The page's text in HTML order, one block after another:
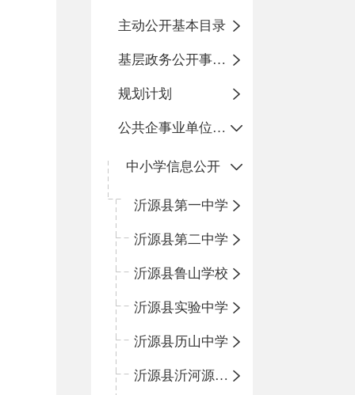
主动公开基本目录
基层政务公开事项标准目录
规划计划
公共企事业单位信息公开
中小学信息公开
沂源县第一中学
沂源县第二中学
沂源县鲁山学校
沂源县实验中学
沂源县历山中学
沂源县沂河源学校